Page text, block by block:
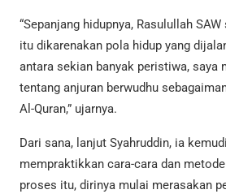
“Sepanjang hidupnya, Rasulullah
itu dikarenakan pola hidup yang
antara sekian banyak peristiwa, saya
tentang anjuran berwudhu
Al-Quran,” ujarnya.
Dari sana, lanjut Syahruddin, ia
mempraktikkan cara-cara dan
proses itu, dirinya mulai merasakan